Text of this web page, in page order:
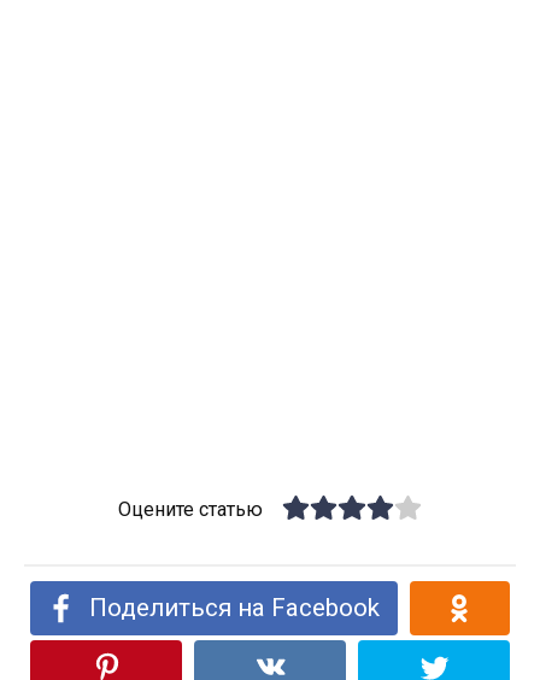
Оцените статью
Поделиться на Facebook